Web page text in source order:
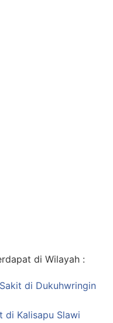
di Wilayah :
di Dukuhwringin
di Kalisapu Slawi